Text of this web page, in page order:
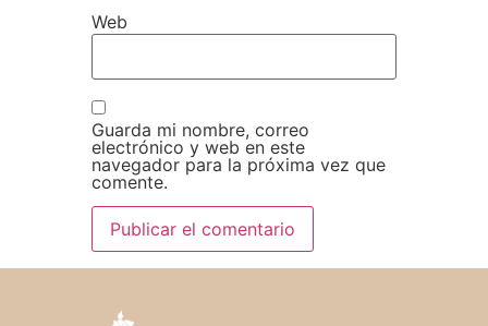
Web
Guarda mi nombre, correo
electrónico y web en este
navegador para la próxima vez que
comente.